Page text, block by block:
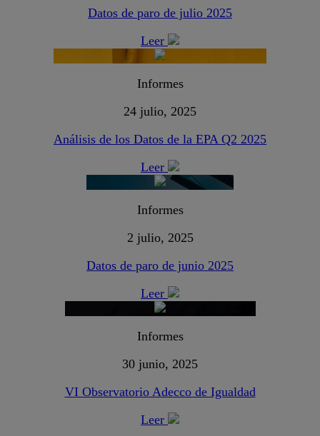
Datos de paro de julio 2025
Leer
Informes
24 julio, 2025
Análisis de los Datos de la EPA Q2 2025
Leer
Informes
2 julio, 2025
Datos de paro de junio 2025
Leer
Informes
30 junio, 2025
VI Observatorio Adecco de Igualdad
Leer